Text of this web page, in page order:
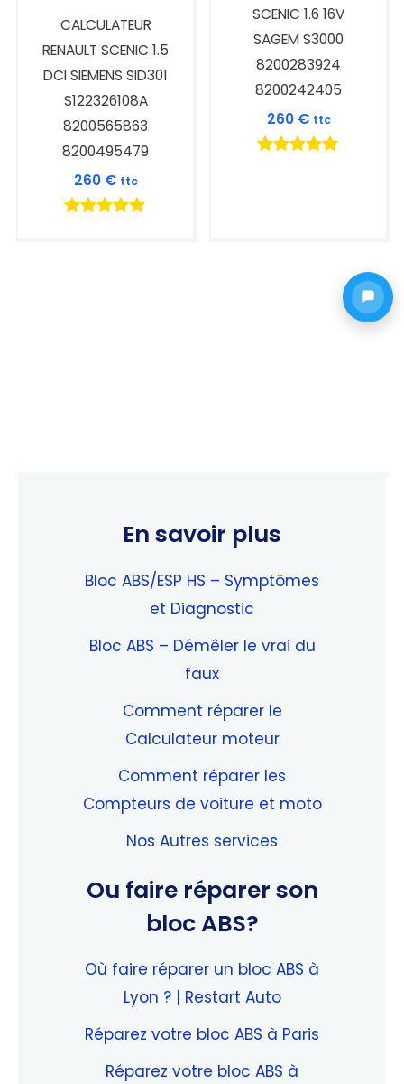
CALCULATEUR
RENAULT SCENIC 1.5
DCI SIEMENS SID301
S122326108A
8200565863
8200495479
260 € ttc
SCENIC 1.6 16V
SAGEM S3000
8200283924
8200242405
260 € ttc
En savoir plus
Bloc ABS/ESP HS – Symptômes
et Diagnostic
Bloc ABS – Démêler le vrai du
faux
Comment réparer le
Calculateur moteur
Comment réparer les
Compteurs de voiture et moto
Nos Autres services
Ou faire réparer son
bloc ABS?
Où faire réparer un bloc ABS à
Lyon ? | Restart Auto
Réparez votre bloc ABS à Paris
Réparez votre bloc ABS à